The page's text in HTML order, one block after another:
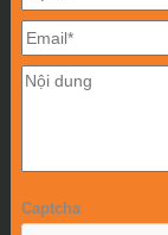
Captcha